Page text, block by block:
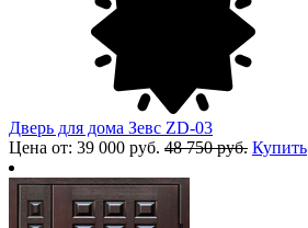
Дверь для дома Зевс ZD-03
Цена от: 39 000 руб. 48 750 руб. Купить